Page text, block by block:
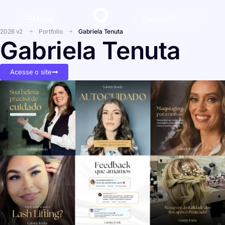
2026 v2 Portfolio Gabriela Tenuta
Gabriela Tenuta
Acesse o site